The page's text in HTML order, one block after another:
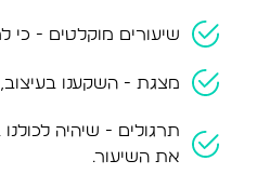
שיעורים מוקלטים - כי
מצגת - השקענו
תרגולים - שיהיה
את השיעור.